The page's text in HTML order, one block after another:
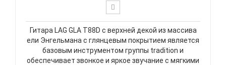
Гитара LAG GLA T88D с верхней декой из массива
ели Энгельмана с глянцевым покрытием является
базовым инструментом группы tradition и
обеспечивает звонкое и яркое звучание с мягкими